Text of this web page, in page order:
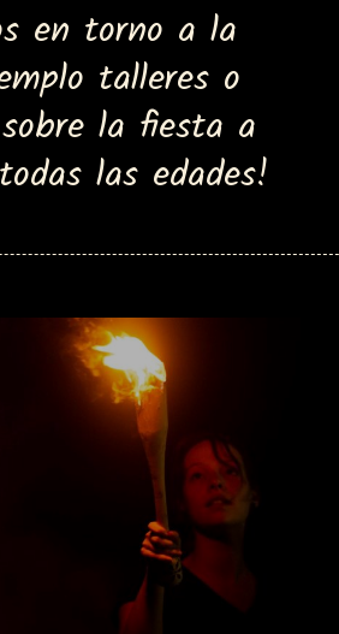
en torno a la
talleres o
la fiesta a
las edades!